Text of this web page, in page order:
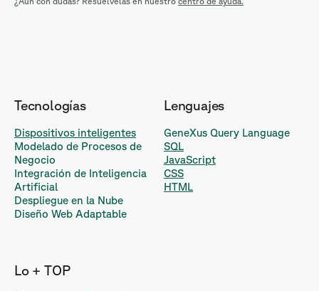
Tecnologías
Dispositivos inteligentes
Modelado de Procesos de
Negocio
Integración de Inteligencia
Artificial
Despliegue en la Nube
Diseño Web Adaptable
Lenguajes
GeneXus Query Language
SQL
JavaScript
CSS
HTML
Lo + TOP